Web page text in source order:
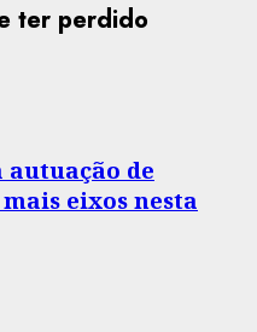
ter perdido
autuação de
eixos nesta